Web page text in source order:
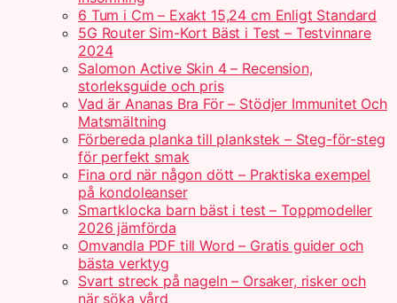
6 Tum i Cm – Exakt 15,24 cm Enligt Standard
5G Router Sim-Kort Bäst i Test – Testvinnare
2024
Salomon Active Skin 4 – Recension,
storleksguide och pris
Vad är Ananas Bra För – Stödjer Immunitet Och
Matsmältning
Förbereda planka till plankstek – Steg-för-steg
för perfekt smak
Fina ord när någon dött – Praktiska exempel
på kondoleanser
Smartklocka barn bäst i test – Toppmodeller
2026 jämförda
Omvandla PDF till Word – Gratis guider och
bästa verktyg
Svart streck på nageln – Orsaker, risker och
när söka vård